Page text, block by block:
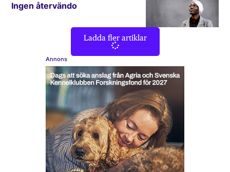
Ingen återvändo
Ladda fler artiklar
Annons